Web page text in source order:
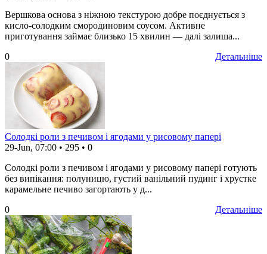
Вершкова основа з ніжною текстурою добре поєднується з
кисло-солодким смородиновим соусом. Активне
приготування займає близько 15 хвилин — далі залиша...
Детальніше
0
Солодкі роли з печивом і ягодами у рисовому папері
29-Jun, 07:00 • 295 • 0
Солодкі роли з печивом і ягодами у рисовому папері готують
без випікання: полуницю, густий ванільний пудинг і хрустке
карамельне печиво загортають у д...
Детальніше
0